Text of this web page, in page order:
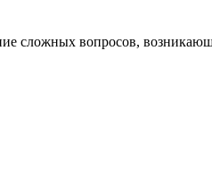
сложных вопросов,